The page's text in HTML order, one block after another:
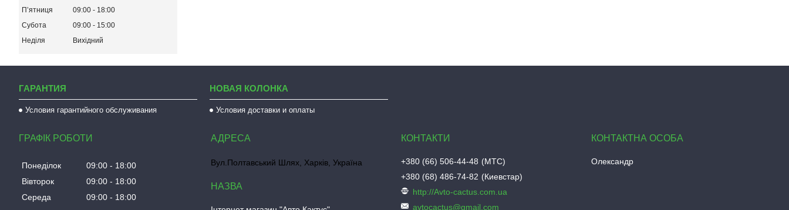
Пʼятниця
09:00
18:00
Субота
09:00
15:00
Неділя
Вихідний
ГАРАНТИЯ
Условия гарантийного обслуживания
НОВАЯ КОЛОНКА
Условия доставки и оплаты
ГРАФІК РОБОТИ
Понеділок 09:00
18:00
Вівторок
09:00
18:00
Середа
09:00
18:00
Вул.Полтавський Шлях, Харків, Україна +380 (66) 506-44-48
МТС
+380 (68) 486-74-82
Киевстар
http://Avto-cactus.com.ua
avtocactus@gmail.com
Олександр